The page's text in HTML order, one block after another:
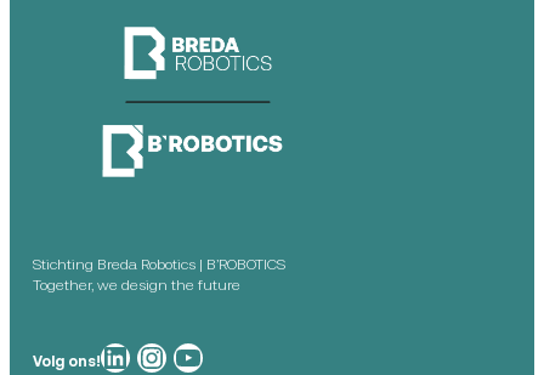
Stichting Breda Robotics | B’ROBOTICS
Together, we design the future
Volg ons!Breda Robotics op Breda Robotics op Instagram
Breda Robotics op